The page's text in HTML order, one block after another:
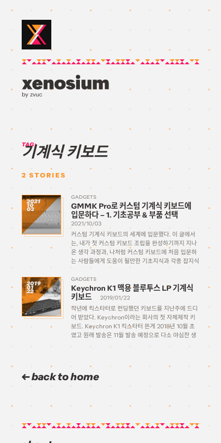
by zvuc
TAG:
기계식 키보드
2 STORIES
2021
10
03
GADGETS
GMMK Pro로 커스텀 기계식 키보드에
입문하다 – 1. 기초공부 & 부품 선택
2021/10/03
커스텀 기계식 키보드의 세계에 입문했다. 이 글에서
는, 내가 첫 커스텀 키보드 조립을 완성하기까지 지나
온 생각 과정과, 나처럼 커스텀 키보드에 처음 입문하
는 사람들에게 도움이 될만한 기초지식과 각종 잡지식
에 대한 설명을 섞어 이야기해보려고 한다. “더 좋은
키보드”를 찾아서… 컴퓨터와 뗄래야 뗄 수 […]
2019
01
22
GADGETS
Keychron K1 맥용 블루투스 LP 기계식
키보드
2019/01/22
작년에 킥스타터로 펀딩했던 키보드를 지난주에 드디
어 받았다. Keychron이라는 회사의 첫 자체제작 키
보드. Keychron K1 킥스타터 뜬게 2018년 10월 초
였고 원래 발송은 11월 발송 예정으로 다소 야심찬 생
back to home